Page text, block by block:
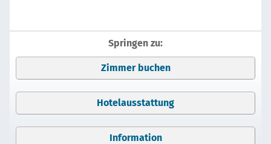
Springen zu:
Zimmer buchen
Hotelausstattung
Information